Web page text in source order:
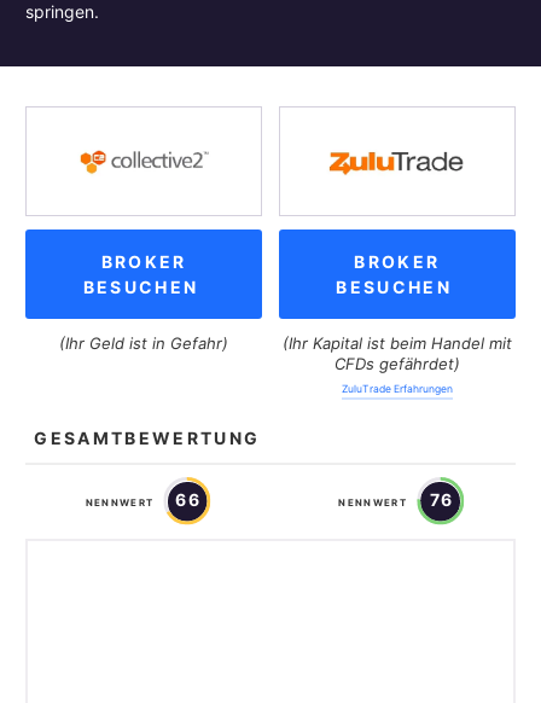
springen.
BROKER
BESUCHEN
(Ihr Geld ist in Gefahr)
BROKER
BESUCHEN
(Ihr Kapital ist beim Handel mit
CFDs gefährdet)
ZuluTrade Erfahrungen
GESAMTBEWERTUNG
NENNWERT 66 NENNWERT 76